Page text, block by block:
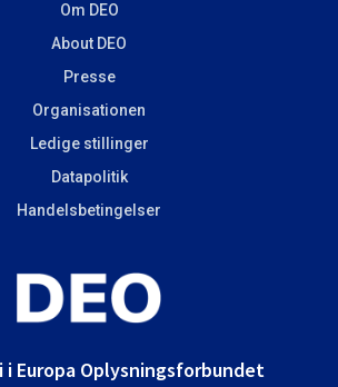
Om DEO
About DEO
Presse
Organisationen
Ledige stillinger
Datapolitik
Handelsbetingelser
i Europa Oplysningsforbundet